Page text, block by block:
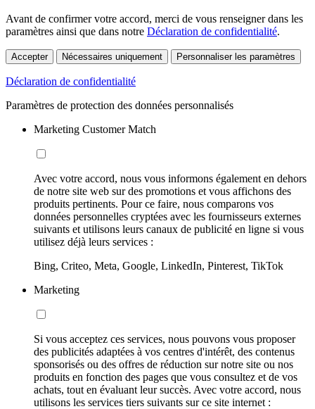
Avant de confirmer votre accord, merci de vous renseigner dans les
paramètres ainsi que dans notre Déclaration de confidentialité.
Accepter Nécessaires uniquement Personnaliser les paramètres
Déclaration de confidentialité
Paramètres de protection des données personnalisés
Marketing Customer Match
Avec votre accord, nous vous informons également en dehors
de notre site web sur des promotions et vous affichons des
produits pertinents. Pour ce faire, nous comparons vos
données personnelles cryptées avec les fournisseurs externes
suivants et utilisons leurs canaux de publicité en ligne si vous
utilisez déjà leurs services :
Bing, Criteo, Meta, Google, LinkedIn, Pinterest, TikTok
Marketing
Si vous acceptez ces services, nous pouvons vous proposer
des publicités adaptées à vos centres d'intérêt, des contenus
sponsorisés ou des offres de réduction sur notre site ou nos
produits en fonction des pages que vous consultez et de vos
achats, tout en évaluant leur succès. Avec votre accord, nous
utilisons les services tiers suivants sur ce site internet :